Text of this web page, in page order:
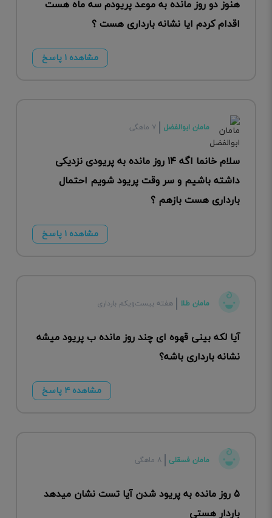
هنوز دو روز مانده به موعد پریودم سه ماه هست
اقدام کردم ایا نشانه بارداری هست ؟
مشاهده ۱ پاسخ
مامان ابوالفضل ۷ ماهگی
سلام خانما اگه ۱۴ روز مانده به پریودی نزدیکی
داشته باشیم و سر وقت پریود شویم احتمال
بارداری هست باز‌هم ؟
مشاهده ۱ پاسخ
مامان طلا هفته بیست‌ویکم بارداری
آیا لکه بینی قهوه ای چند روز مانده ب پریود میشه
نشانه بارداری باشه؟
مشاهده ۴ پاسخ
مامان فسقلی ۸ ماهگی
۵ روز مانده به پریود شدن آیا تست نشان میدهد
باردار هستی